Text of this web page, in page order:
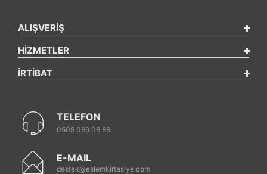
ALIŞVERİŞ
HİZMETLER
İRTİBAT
TELEFON
0505 069 06 86
E-MAIL
destek@eslemkirtasiye.com